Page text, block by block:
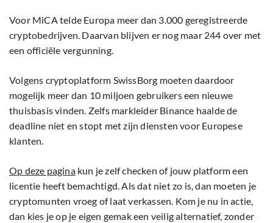
Voor MiCA telde Europa meer dan 3.000 geregistreerde
cryptobedrijven. Daarvan blijven er nog maar 244 over met
een officiële vergunning.
Volgens cryptoplatform SwissBorg moeten daardoor
mogelijk meer dan 10 miljoen gebruikers een nieuwe
thuisbasis vinden. Zelfs markleider Binance haalde de
deadline niet en stopt met zijn diensten voor Europese
klanten.
Op deze paginakun je zelf checken of jouw platform een
licentie heeft bemachtigd. Als dat niet zo is, dan moeten je
cryptomunten vroeg of laat verkassen. Kom je nu in actie,
dan kies je op je eigen gemak een veilig alternatief, zonder